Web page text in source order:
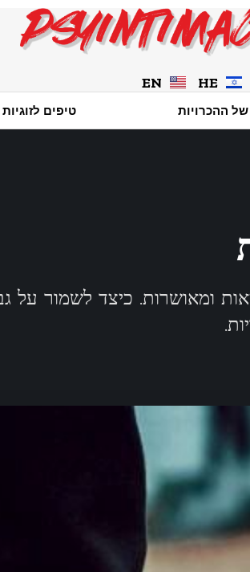
HE
EN
של ההכרויות טיפים לזוגיות
ומאושרות. כיצד לשמור על